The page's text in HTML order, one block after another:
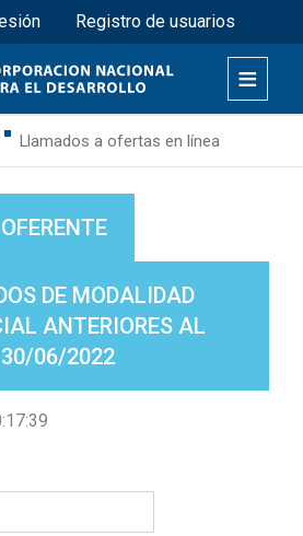
Pasar
al
contenido
principal
superiorRegistro de usuarios
Llamados a ofertas en línea
DE MODALIDAD
ANTERIORES AL
30/06/2022